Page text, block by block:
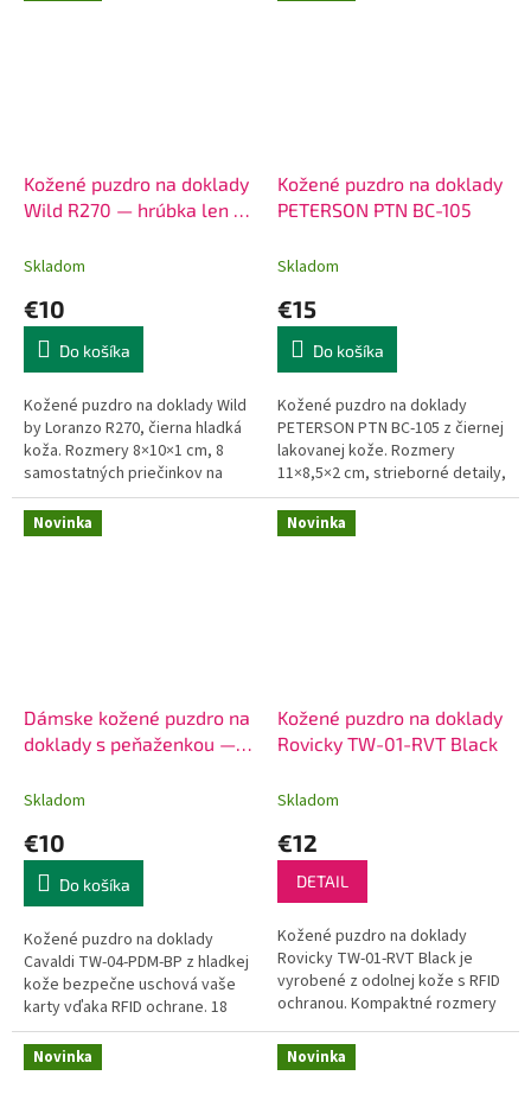
Kožené puzdro na doklady
Wild R270 — hrúbka len 1
Skladom
€10
Do košíka
Kožené puzdro na doklady Wild
by Loranzo R270, čierna hladká
koža. Rozmery 8×10×1 cm, 8
samostatných priečinkov na
karty a preukazy. Celokožené
vyhotovenie, odolné pri...
Kožené puzdro na doklady
PETERSON PTN BC-105
Skladom
€15
Do košíka
Kožené puzdro na doklady
PETERSON PTN BC-105 z čiernej
lakovanej kože. Rozmery
11×8,5×2 cm, strieborné detaily,
darčekové balenie. 15 €,
doručenie do 24h.
Novinka
Dámske kožené puzdro na
doklady s peňaženkou —
Skladom
€10
Do košíka
Kožené puzdro na doklady
Cavaldi TW-04-PDM-BP z hladkej
kože bezpečne uschová vaše
karty vďaka RFID ochrane. 18
priehradiek, 9×10×1 cm, 10 €,
doručenie do 24h.
Novinka
Kožené puzdro na doklady
Rovicky TW-01-RVT Black
Skladom
€12
DETAIL
Kožené puzdro na doklady
Rovicky TW-01-RVT Black je
vyrobené z odolnej kože s RFID
ochranou. Kompaktné rozmery
8,5×10×2 cm, cena 12 €,
doručenie do 24 hodín.
Novinka Novinka